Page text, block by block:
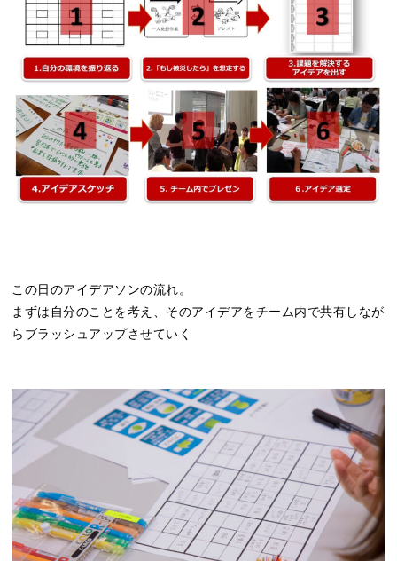
この日のアイデアソンの流れ。
まずは自分のことを考え、そのアイデアをチーム内で共有しなが
らブラッシュアップさせていく